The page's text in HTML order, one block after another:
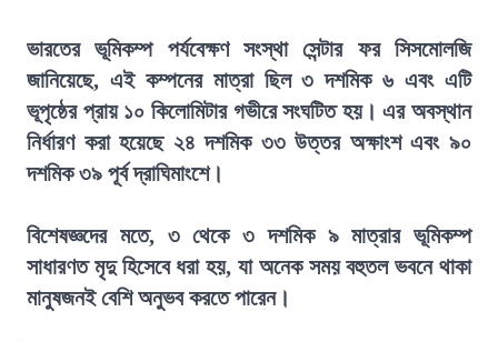
ভারতের ভূমিকম্প পর্যবেক্ষণ সংস্থা সেন্টার ফর সিসমোলজি
জানিয়েছে, এই কম্পনের মাত্রা ছিল ৩ দশমিক ৬ এবং এটি
ভূপৃষ্ঠের প্রায় ১০ কিলোমিটার গভীরে সংঘটিত হয়। এর অবস্থান
নির্ধারণ করা হয়েছে ২৪ দশমিক ৩৩ উত্তর অক্ষাংশ এবং ৯০
দশমিক ৩৯ পূর্ব দ্রাঘিমাংশে।
বিশেষজ্ঞদের মতে, ৩ থেকে ৩ দশমিক ৯ মাত্রার ভূমিকম্প
সাধারণত মৃদু হিসেবে ধরা হয়, যা অনেক সময় বহুতল ভবনে থাকা
মানুষজনই বেশি অনুভব করতে পারেন।